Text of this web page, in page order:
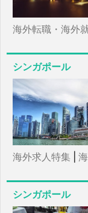
海外転職・海外
シンガポール
海外求人特集
シンガポール